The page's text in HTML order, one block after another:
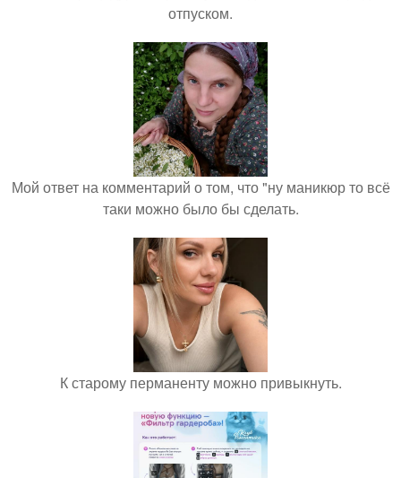
отпуском.
Мой ответ на комментарий о том, что "ну маникюр то всё
таки можно было бы сделать.
К старому перманенту можно привыкнуть.